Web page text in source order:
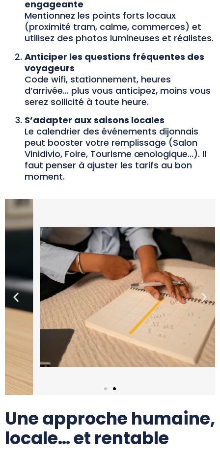
engageante
Mentionnez les points forts locaux
(proximité tram, calme, commerces) et
utilisez des photos lumineuses et réalistes.
Anticiper les questions fréquentes des
voyageurs
Code wifi, stationnement, heures
d’arrivée… plus vous anticipez, moins vous
serez sollicité à toute heure.
S’adapter aux saisons locales
Le calendrier des événements dijonnais
peut booster votre remplissage (Salon
Vinidivio, Foire, Tourisme œnologique…). Il
faut penser à ajuster les tarifs au bon
moment.
Une approche humaine,
locale… et rentable